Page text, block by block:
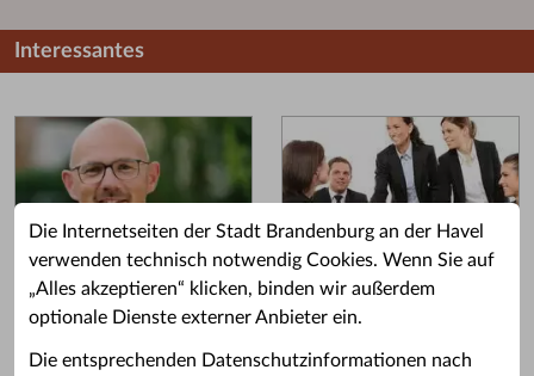
Die Internetseiten der Stadt Brandenburg an der Havel
verwenden technisch notwendig Cookies. Wenn Sie auf
„Alles akzeptieren“ klicken, binden wir außerdem
optionale Dienste externer Anbieter ein.
Die entsprechenden Datenschutzinformationen nach
Interessantes
Grußwort des OB